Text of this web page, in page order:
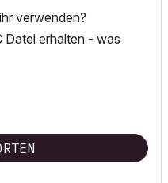
verwenden?
Datei erhalten - was